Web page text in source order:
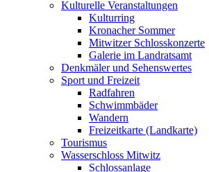
Kulturelle Veranstaltungen
Kulturring
Kronacher Sommer
Mitwitzer Schlosskonzerte
Galerie im Landratsamt
Denkmäler und Sehenswertes
Sport und Freizeit
Radfahren
Schwimmbäder
Wandern
Freizeitkarte (Landkarte)
Tourismus
Wasserschloss Mitwitz
Schlossanlage